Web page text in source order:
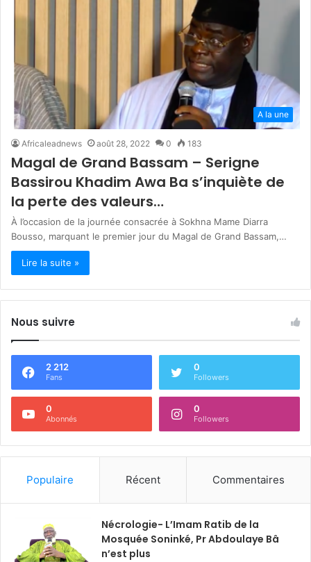
A la une
Africaleadnews août 28, 2022 0 183
Magal de Grand Bassam – Serigne
Bassirou Khadim Awa Ba s’inquiète de
la perte des valeurs…
À l’occasion de la journée consacrée à Sokhna Mame Diarra
Bousso, marquant le premier jour du Magal de Grand Bassam,…
Lire la suite »
Nous suivre
2 212
Fans
0
Followers
0
Abonnés
0
Followers
Populaire Récent Commentaires
Nécrologie- L’Imam Ratib de la
Mosquée Soninké, Pr Abdoulaye Bâ
n’est plus